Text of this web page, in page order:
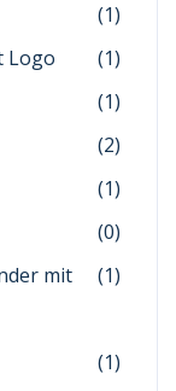
(1)
Logo
(1)
(1)
(2)
(1)
(0)
mit
(1)
(1)